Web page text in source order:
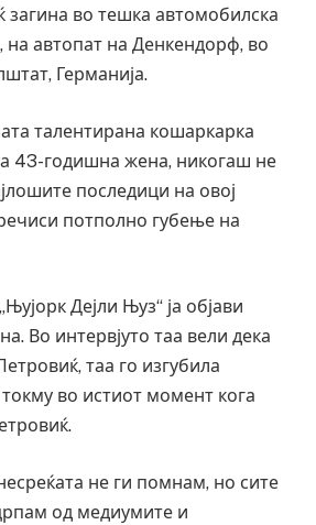
во тешка автомобилска
на автопат на Денкендорф, во
Германија.
талентирана кошаркарка
43-годишна жена, никогаш не
последици на овој
потполно губење на
Дејли Њуз“ ја објави
Во интервјуто таа вели дека
таа го изгубила
во истиот момент кога
не ги помнам, но сите
од медиумите и